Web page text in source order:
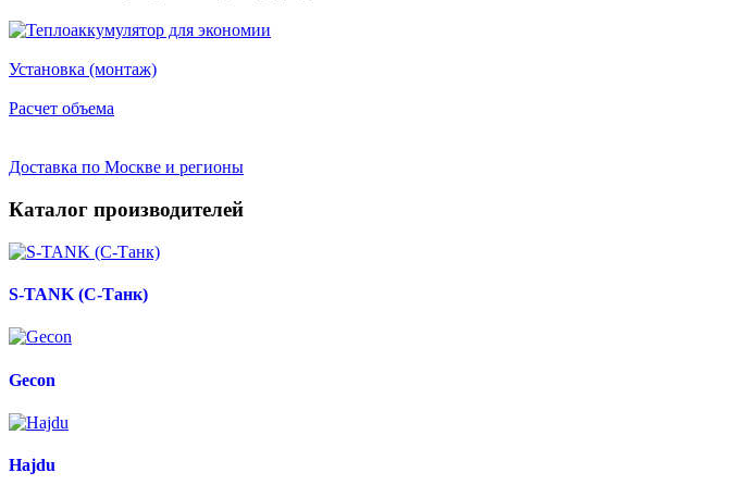
Установка (монтаж)
Расчет объема
Доставка по Москве и регионы
Каталог производителей
S-TANK (С-Танк)
Gecon
Hajdu